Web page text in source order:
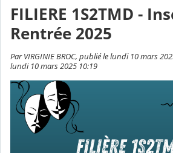
FILIERE 1S2TMD -
Rentrée 2025
Par VIRGINIE BROC, publié le lundi 10 mars
lundi 10 mars 2025 10:19